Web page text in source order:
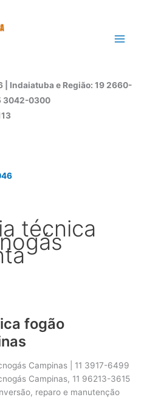
| Indaiatuba e Região: 19 2660-
3042-0300
técnica
fogão
Campinas | 11 3917-6499
Campinas, 11 96213-3615
reparo e manutenção